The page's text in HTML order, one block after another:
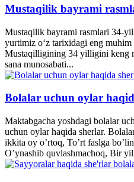
Mustaqilik bayrami
Mustaqilik bayrami rasmlari 34-
yurtimiz o‘z tarixidagi eng
Mustaqilligining 34 yilligini keng
sana munosabati...
Bolalar uchun oylar
Maktabgacha yoshdagi bolalar
uchun oylar haqida sherlar.
ikkita oy o’rtoq, To’rt faslga
O’ynashib quvlashmachoq, Bir